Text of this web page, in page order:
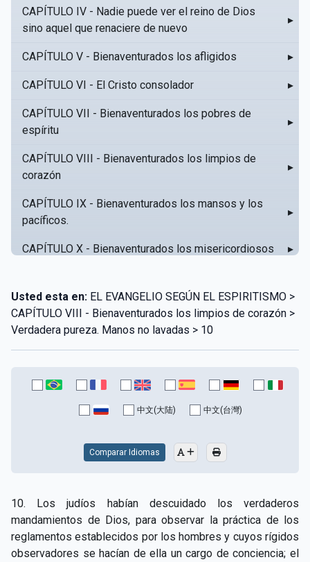
CAPÍTULO IV - Nadie puede ver el reino de Dios
sino aquel que renaciere de nuevo
▸
CAPÍTULO V - Bienaventurados los afligidos ▸
CAPÍTULO VI - El Cristo consolador ▸
CAPÍTULO VII - Bienaventurados los pobres de
espíritu
▸
CAPÍTULO VIII - Bienaventurados los limpios de
corazón
▸
CAPÍTULO IX - Bienaventurados los mansos y los
pacíficos.
▸
CAPÍTULO X - Bienaventurados los misericordiosos ▸
CAPÍTULO XII - Amad a vuestros enemigos
CAPÍTULO XIII - No sepa tu izquierda lo que hace tu
derecha
CAPÍTULO XIV - Honra a tu padre y a tu madre
CAPÍTULO XV - Sin caridad no hay salvación
CAPÍTULO XVIII - Muchos son los llamados y pocos
los escogidos
▸
CAPÍTULO XIX - La fe transporta las montañas ▸
Usted esta en: EL EVANGELIO SEGÚN EL ESPIRITISMO >
CAPÍTULO VIII - Bienaventurados los limpios de corazón >
Verdadera pureza. Manos no lavadas > 10
中文(大陆) 中文(台灣)
Comparar Idiomas
10. Los judíos habían descuidado los verdaderos
mandamientos de Dios, para observar la práctica de los
reglamentos establecidos por los hombres y cuyos rígidos
observadores se hacían de ella un cargo de conciencia; el